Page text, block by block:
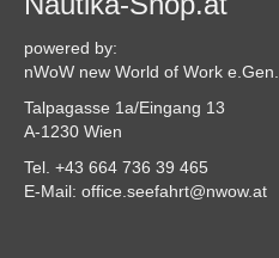
auf.
Optionen
auf
Produktseite
gewählt
powered by:
nWoW new World of Work e.Gen.
Talpagasse 1a/Eingang 13
A-1230 Wien
Tel. +43 664 736 39 465
E-Mail: office.seefahrt@nwow.at